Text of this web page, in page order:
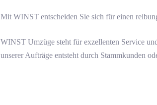
Mit WINST entscheiden Sie sich für einen
WINST Umzüge steht für exzellenten Service
unserer Aufträge entsteht durch Stammkunden